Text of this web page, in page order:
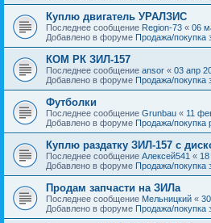
Куплю двигатель УРАЛЗИС
Последнее сообщение Region-73 « 06
Добавлено в форуме Продажа/покупка
КОМ РК ЗИЛ-157
Последнее сообщение ansor « 03 апр
Добавлено в форуме Продажа/покупка
Футболки
Последнее сообщение Grunbau « 11
Добавлено в форуме Продажа/покупка
Куплю раздатку ЗИЛ-157 с
Последнее сообщение Алексей541 «
Добавлено в форуме Продажа/покупка
Продам запчасти на ЗИЛа
Последнее сообщение Мельницкий «
Добавлено в форуме Продажа/покупка